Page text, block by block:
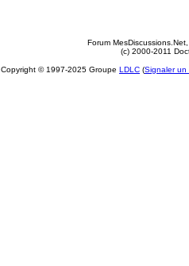
Forum MesDiscussions.Net
(c) 2000-2011
Copyright © 1997-2025 Groupe LDLC (Signaler un